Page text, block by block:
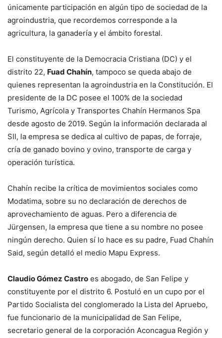
únicamente participación en algún tipo de sociedad de la
agroindustria, que recordemos corresponde a la
agricultura, la ganadería y el ámbito forestal.
El constituyente de la Democracia Cristiana (DC) y el
distrito 22, Fuad Chahín, tampoco se queda abajo de
quienes representan la agroindustria en la Constitución. El
presidente de la DC posee el 100% de la sociedad
Turismo, Agrícola y Transportes Chahín Hermanos Spa
desde agosto de 2019. Según la información declarada al
SII, la empresa se dedica al cultivo de papas, de forraje,
cría de ganado bovino y ovino, transporte de carga y
operación turística.
Chahín recibe la crítica de movimientos sociales como
Modatima, sobre su no declaración de derechos de
aprovechamiento de aguas. Pero a diferencia de
Jürgensen, la empresa que tiene a su nombre no posee
ningún derecho. Quien sí lo hace es su padre, Fuad Chahín
Said, según detalló el medio Mapu Express.
Claudio Gómez Castro es abogado, de San Felipe y
constituyente por el distrito 6. Postuló en un cupo por el
Partido Socialista del conglomerado la Lista del Apruebo,
fue funcionario de la municipalidad de San Felipe,
secretario general de la corporación Aconcagua Región y